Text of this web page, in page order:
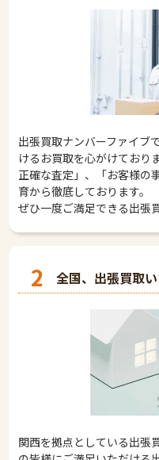
出張買取ナンバーファイブ
けるお買取を心がけており
正確な査定」、「お客様の
育から徹底しております。
ぜひ一度ご満足できる出張
2 全国、出張買取
関西を拠点としている出張